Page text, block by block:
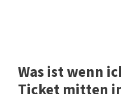
Was ist wenn
Ticket mitten